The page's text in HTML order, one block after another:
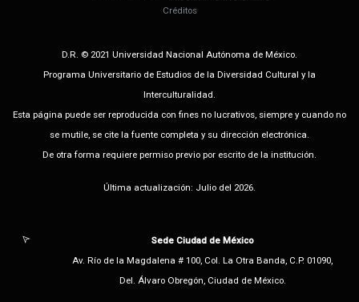
Créditos
D.R. © 2021 Universidad Nacional Autónoma de México.
Programa Universitario de Estudios de la Diversidad Cultural y la
Interculturalidad.
Esta página puede ser reproducida con fines no lucrativos, siempre y cuando no
se mutile, se cite la fuente completa y su dirección electrónica.
De otra forma requiere permiso previo por escrito de la institución.
Última actualización: Julio del 2026.
Sede Ciudad de México
Av. Río de la Magdalena # 100, Col. La Otra Banda, C.P. 01090,
Del. Álvaro Obregón, Ciudad de México.